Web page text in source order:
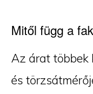
Mitől függ a
Az árat többek
és